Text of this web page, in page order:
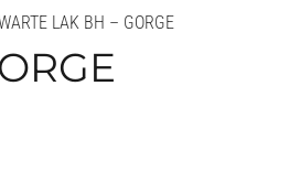
LAK BH – GORGE